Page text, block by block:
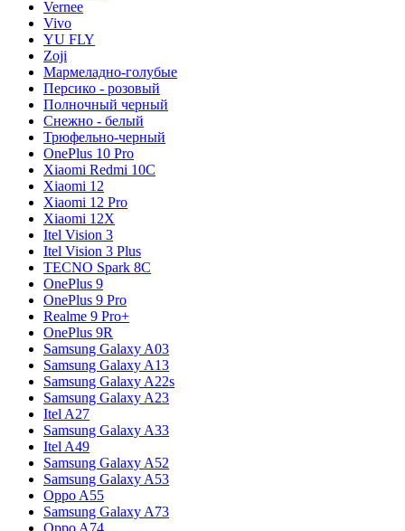
Vernee
Vivo
YU FLY
Zoji
Мармеладно-голубые
Персико - розовый
Полночный черный
Снежно - белый
Трюфельно-черный
OnePlus 10 Pro
Xiaomi Redmi 10C
Xiaomi 12
Xiaomi 12 Pro
Xiaomi 12X
Itel Vision 3
Itel Vision 3 Plus
TECNO Spark 8C
OnePlus 9
OnePlus 9 Pro
Realme 9 Pro+
OnePlus 9R
Samsung Galaxy A03
Samsung Galaxy A13
Samsung Galaxy A22s
Samsung Galaxy A23
Itel A27
Samsung Galaxy A33
Itel A49
Samsung Galaxy A52
Samsung Galaxy A53
Oppo A55
Samsung Galaxy A73
Oppo A74